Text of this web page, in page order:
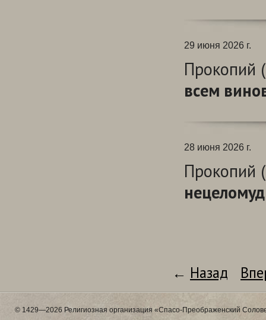
29 июня 2026 г.
Прокопий
всем
28 июня 2026 г.
Прокопий
← Назад
© 1429—2026 Религиозная организация «Спасо-Преображенский